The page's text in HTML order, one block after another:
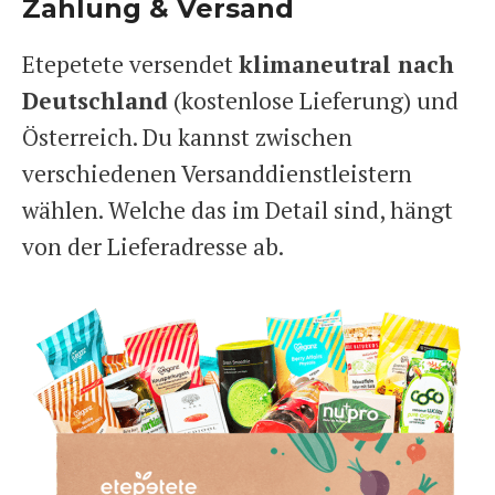
Zahlung & Versand
Etepetete versendetklimaneutral nach
Deutschland (kostenlose Lieferung) und
Österreich. Du kannst zwischen
verschiedenen Versanddienstleistern
wählen. Welche das im Detail sind, hängt
von der Lieferadresse ab.